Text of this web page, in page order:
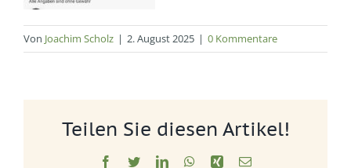
Von Joachim Scholz | 2. August 2025 | 0 Kommentare
Teilen Sie diesen Artikel!
Facebook
TwitterLinkedInWhatsApp
Xing E-